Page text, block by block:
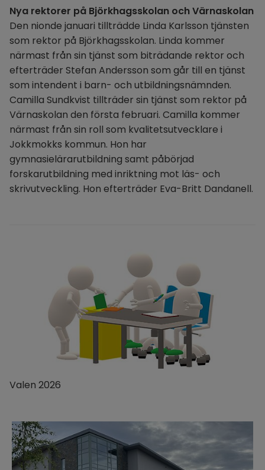
Nya rektorer på Björkhagsskolan och Värnaskolan
Den nionde januari tillträdde Linda Karlsson tjänsten
som rektor på Björkhagsskolan. Linda kommer
närmast från sin tjänst som biträdande rektor och
efterträder Stefan Andersson som går till en tjänst
som intendent i barn- och utbildningsnämnden.
Camilla Sundkvist tillträder sin tjänst som rektor på
Värnaskolan den första februari. Camilla kommer
närmast från sin roll som kvalitetsutvecklare i
Jokkmokks kommun. Hon har
gymnasielärarutbildning samt påbörjad
forskarutbildning med inriktning mot läs- och
skrivutveckling. Hon efterträder Eva-Britt Dandanell.
Valen 2026